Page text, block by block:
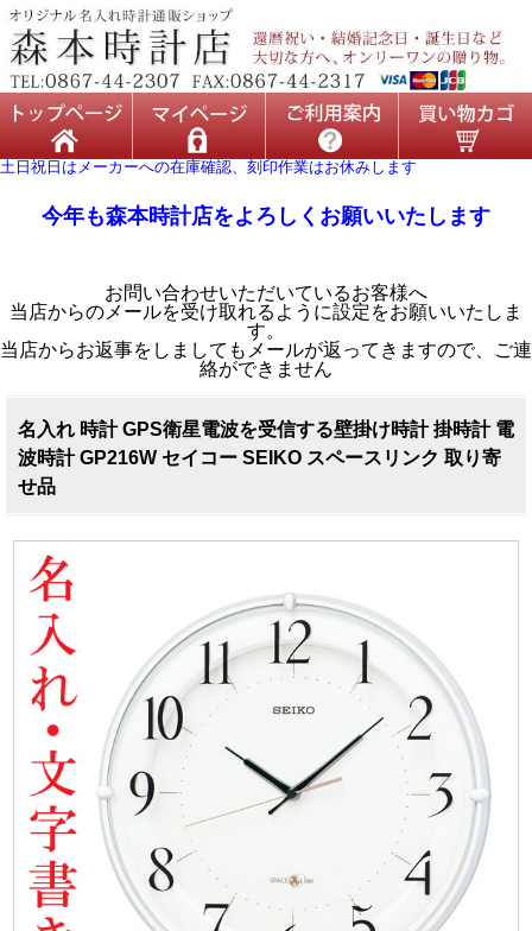
土日祝日はメーカーへの在庫確認、刻印作業はお休みします
今年も森本時計店をよろしくお願いいたします
お問い合わせいただいているお客様へ
当店からのメールを受け取れるように設定をお願いいたしま
す。
当店からお返事をしましてもメールが返ってきますので、ご連
絡ができません
名入れ 時計 GPS衛星電波を受信する壁掛け時計 掛時計 電
波時計 GP216W セイコー SEIKO スペースリンク 取り寄
せ品